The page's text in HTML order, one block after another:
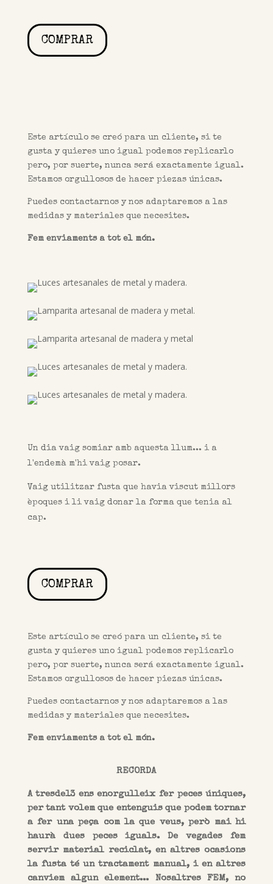
COMPRAR
Este artículo se creó para un cliente, si te
gusta y quieres uno igual podemos replicarlo
pero, por suerte, nunca será exactamente igual.
Estamos orgullosos de hacer piezas únicas.
Puedes contactarnos y nos adaptaremos a las
medidas y materiales que necesites.
Fem enviaments a tot el món.
Un dia vaig somiar amb aquesta llum... i a
l'endemà m'hi vaig posar.
Vaig utilitzar fusta que havia viscut millors
èpoques i li vaig donar la forma que tenia al
cap.
COMPRAR
Este artículo se creó para un cliente, si te
gusta y quieres uno igual podemos replicarlo
pero, por suerte, nunca será exactamente igual.
Estamos orgullosos de hacer piezas únicas.
Puedes contactarnos y nos adaptaremos a las
medidas y materiales que necesites.
Fem enviaments a tot el món.
RECORDA
A tresde13 ens enorgulleix fer peces úniques,
per tant volem que entenguis que podem tornar
a fer una peça com la que veus, però mai hi
haurà dues peces iguals. De vegades fem
servir material reciclat, en altres ocasions
la fusta té un tractament manual, i en altres
canviem algun element... Nosaltres FEM, no